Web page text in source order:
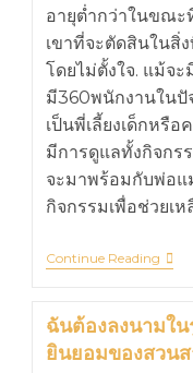
อายุต่ำกว่าในขณะ
เขาที่จะตัดสินในสิ่
โดยไม่ตั้งใจ. แม้จ
มี360พนักงานในปั
เป็นพี่เลี้ยงเด็กหรื
มีการดูแลทั้งกิจกร
จะมาพร้อมกับพ่อแ
กิจกรรมเพื่อช่วยเ
Continue Reading
ฉันต้องลงนามใ
ยินยอมของสวน